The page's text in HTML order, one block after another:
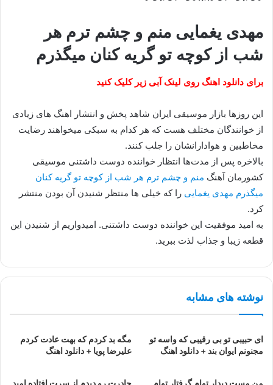
مهدی یغمایی منم و چشم ترم هر
شب از کوچه تو گریه کنان میگذرم
برای دانلود اهنگ روی لینک آبی زیر کلیک کنید
این روزها بازار موسیقی ایران شاهد پخش و انتشار اهنگ های زیادی
از خوانندگان مختلف هست که هر کدام به سبکی میخواهند رضایت
مخاطبین و هوادارانشان را جلب کنند.
بالاخره پس از مدت‌ها انتظار خواننده دوست داشتنی موسیقی
کشورمان آهنگ منم و چشم ترم هر شب از کوچه تو گریه کنان
میگذرم مهدی یغمایی را که خیلی ها منتظر شنیدن آن بودن منتشر
کرد.
به امید موفقیت این خواننده دوست داشتنی. امیدواریم از شنیدن این
قطعه زیبا و جذاب لذت ببرید.
نوشته های مشابه
ای حبیبی تو بی رقیبی که واسه تو
مجنونم ایوان بند + دانلود اهنگ
مگه بد کردم که بهت عادت کردم
علیرضا پویا + دانلود اهنگ
من مست دیدار توام گرفتار توام
چادرت رو دیدم از سرت افتاده امید